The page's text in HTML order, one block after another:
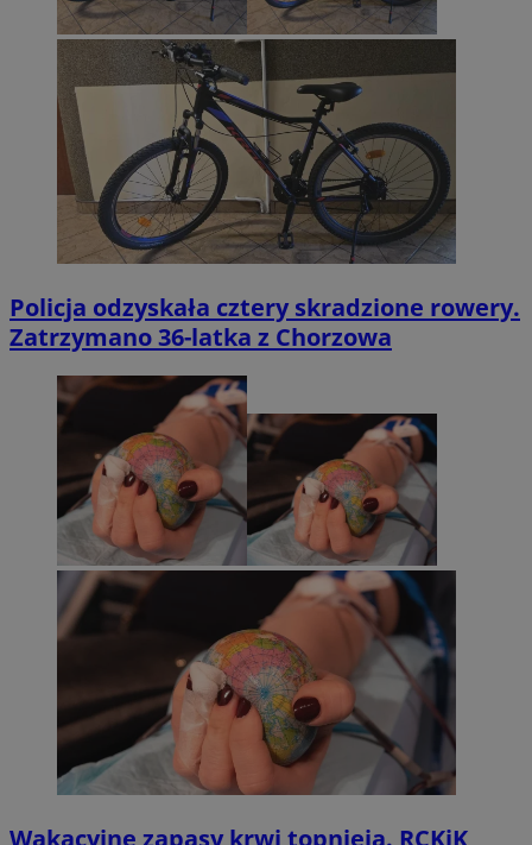
Policja odzyskała cztery skradzione rowery.
Zatrzymano 36-latka z Chorzowa